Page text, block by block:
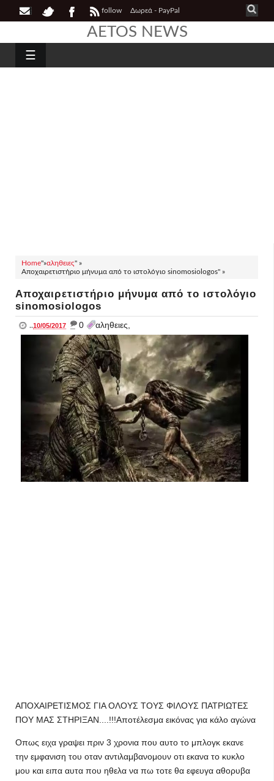
follow Δωρεά - PayPal
AETOS NEWS
☰
Home"»αληθειες" »
Αποχαιρετιστήριο μήνυμα από το ιστολόγιο sinomosiologos" »
Αποχαιρετιστήριο μήνυμα από το ιστολόγιο
sinomosiologos
..10/05/2017 _ 0 αληθειες,
ΑΠΟΧΑΙΡΕΤΙΣΜΟΣ ΓΙΑ ΟΛΟΥΣ ΤΟΥΣ ΦΙΛΟΥΣ ΠΑΤΡΙΩΤΕΣ
ΠΟΥ ΜΑΣ ΣΤΗΡΙΞΑΝ....!!!Αποτέλεσμα εικόνας για κάλο αγώνα
Οπως ειχα γραψει πριν 3 χρονια που αυτο το μπλογκ εκανε
την εμφανιση του οταν αντιλαμβανομουν οτι εκανα το κυκλο
μου και ειπα αυτα που ηθελα να πω τοτε θα εφευγα αθορυβα